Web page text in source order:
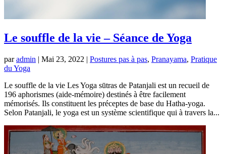
Le souffle de la vie – Séance de Yoga
paradmin | Mai 23, 2022 | Postures pas à pas, Pranayama, Pratique
du Yoga
Le souffle de la vie Les Yoga sūtras de Patanjali est un recueil de
196 aphorismes (aide-mémoire) destinés à être facilement
mémorisés. Ils constituent les préceptes de base du Hatha-yoga.
Selon Patanjali, le yoga est un système scientifique qui à travers la...